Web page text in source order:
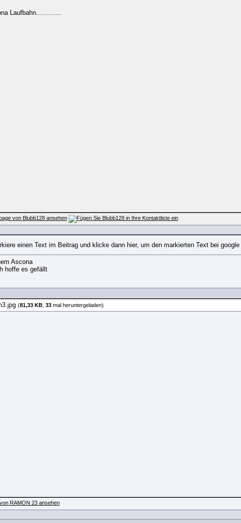
Laufbahn.............
Ascona
hoffe es gefällt
(81,33 KB 33 mal heruntergeladen)